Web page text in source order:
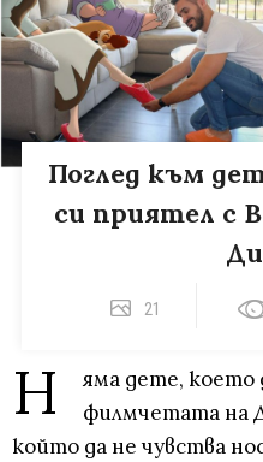
Поглед към
си приятел с
21
Н
яма дете, което
филмчетата на
който да не чувства